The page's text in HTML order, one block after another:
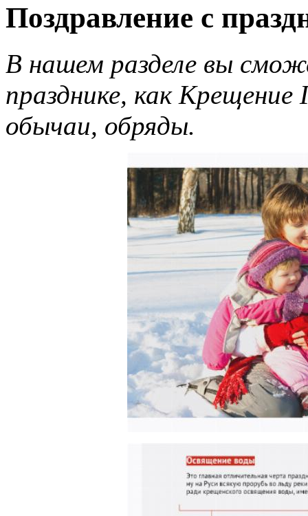
Поздравление с
В нашем разделе вы
празднике, как
обычаи, обряды.